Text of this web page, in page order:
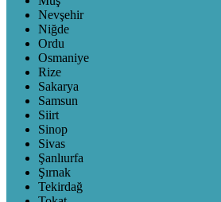
Nevşehir
Niğde
Ordu
Osmaniye
Rize
Sakarya
Samsun
Siirt
Sinop
Sivas
Şanlıurfa
Şırnak
Tekirdağ